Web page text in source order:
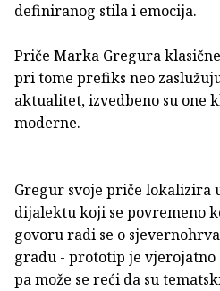
definiranog stila i emocija.
Priče Marka Gregura
pri tome prefiks neo
aktualitet, izvedbeno su one
moderne.
Gregur svoje priče lokalizira
dijalektu koji se povremeno
govoru radi se o
gradu - prototip je vjerojatno
pa može se reći da su